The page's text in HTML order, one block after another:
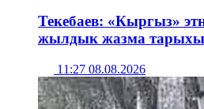
Текебаев: «Кыргыз»
жылдык жазма
11:27 08.08.2026